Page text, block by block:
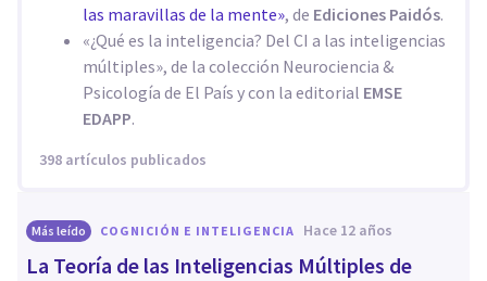
las maravillas de la mente», de Ediciones Paidós.
«¿Qué es la inteligencia? Del CI a las inteligencias
múltiples», de la colección Neurociencia &
Psicología de El País y con la editorial EMSE
EDAPP.
398 artículos publicados
Más leído COGNICIÓN E INTELIGENCIA hace 12 años
La Teoría de las Inteligencias Múltiples de